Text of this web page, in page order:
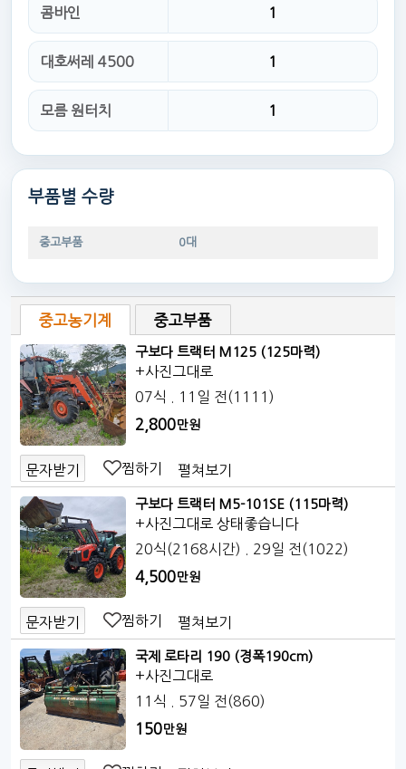
콤바인 1
대호써레 4500 1
모름 원터치 1
부품별 수량
중고부품 0대
중고농기계 중고부품
구보다 트랙터 M125 (125마력)
+사진그대로
07식
. 11일 전(1111)
2,800만원
문자받기 찜하기 펼쳐보기
구보다 트랙터 M5-101SE (115마력)
+사진그대로 상태좋습니다
20식(2168시간)
. 29일 전(1022)
4,500만원
문자받기 찜하기 펼쳐보기
국제 로타리 190 (경폭190cm)
+사진그대로
11식
. 57일 전(860)
150만원